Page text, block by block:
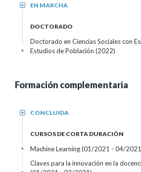
EN MARCHA
+
DOCTORADO
Doctorado en Ciencias Sociales con
Estudios de Población (2022)
+
Formación complementaria
CONCLUIDA
+
CURSOS DE CORTA DURACIÓN
Machine Learning(01/2021 - 04/
+
Claves para la innovación en la